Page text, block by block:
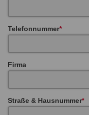
Telefonnummer
Firma
Straße & Hausnummer